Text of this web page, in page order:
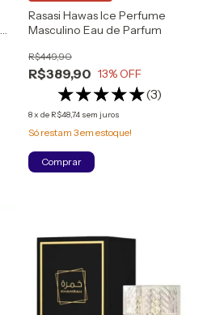
Rasasi Hawas Ice Perfume
Masculino Eau de Parfum
R$389,90
R$449,90
13% OFF
(3)
8x de R$48,74 sem juros
Só restam 3em estoque!